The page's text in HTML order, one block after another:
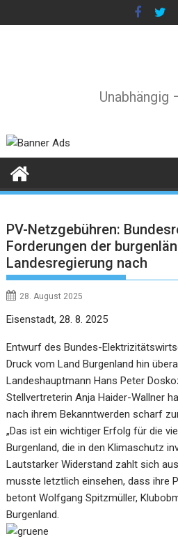
to
PV-Netzgebühren:
Forderungen der
Landesregierung nach
28. August 2025
Eisenstadt, 28. 8. 2025
Entwurf des Bundes-
Druck vom Land Burgenland hin
Landeshauptmann Hans Peter
Stellvertreterin Anja Haider-Wallner
nach ihrem Bekanntwerden scharf
„Das ist ein wichtiger Erfolg für die
Burgenland, die in den Klimaschutz
Lautstarker Widerstand zahlt sich
musste letztlich einsehen, dass ihre
betont Wolfgang Spitzmüller,
Burgenland.